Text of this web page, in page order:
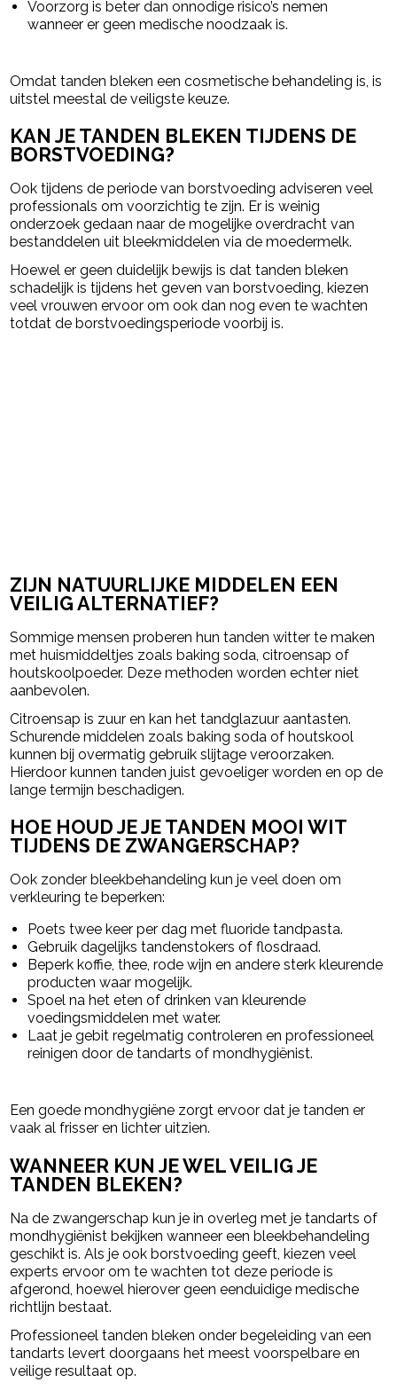
Voorzorg is beter dan onnodige risico’s nemen
wanneer er geen medische noodzaak is.
Omdat tanden bleken een cosmetische behandeling is, is
uitstel meestal de veiligste keuze.
KAN JE TANDEN BLEKEN TIJDENS DE
BORSTVOEDING?
Ook tijdens de periode van borstvoeding adviseren veel
professionals om voorzichtig te zijn. Er is weinig
onderzoek gedaan naar de mogelijke overdracht van
bestanddelen uit bleekmiddelen via de moedermelk.
Hoewel er geen duidelijk bewijs is dat tanden bleken
schadelijk is tijdens het geven van borstvoeding, kiezen
veel vrouwen ervoor om ook dan nog even te wachten
totdat de borstvoedingsperiode voorbij is.
ZIJN NATUURLIJKE MIDDELEN EEN
VEILIG ALTERNATIEF?
Sommige mensen proberen hun tanden witter te maken
met huismiddeltjes zoals baking soda, citroensap of
houtskoolpoeder. Deze methoden worden echter niet
aanbevolen.
Citroensap is zuur en kan het tandglazuur aantasten.
Schurende middelen zoals baking soda of houtskool
kunnen bij overmatig gebruik slijtage veroorzaken.
Hierdoor kunnen tanden juist gevoeliger worden en op de
lange termijn beschadigen.
HOE HOUD JE JE TANDEN MOOI WIT
TIJDENS DE ZWANGERSCHAP?
Ook zonder bleekbehandeling kun je veel doen om
verkleuring te beperken:
Poets twee keer per dag met fluoride tandpasta.
Gebruik dagelijks tandenstokers of flosdraad.
Beperk koffie, thee, rode wijn en andere sterk kleurende
producten waar mogelijk.
Spoel na het eten of drinken van kleurende
voedingsmiddelen met water.
Laat je gebit regelmatig controleren en professioneel
reinigen door de tandarts of mondhygiënist.
Een goede mondhygiëne zorgt ervoor dat je tanden er
vaak al frisser en lichter uitzien.
WANNEER KUN JE WEL VEILIG JE
TANDEN BLEKEN?
Na de zwangerschap kun je in overleg met je tandarts of
mondhygiënist bekijken wanneer een bleekbehandeling
geschikt is. Als je ook borstvoeding geeft, kiezen veel
experts ervoor om te wachten tot deze periode is
afgerond, hoewel hierover geen eenduidige medische
richtlijn bestaat.
Professioneel tanden bleken onder begeleiding van een
tandarts levert doorgaans het meest voorspelbare en
veilige resultaat op.